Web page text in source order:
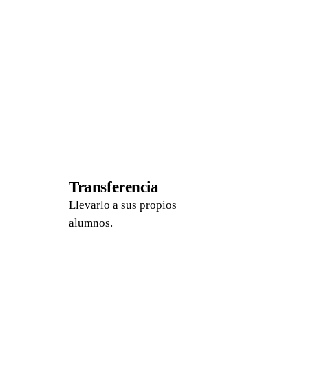
Transferencia
Llevarlo a sus propios
alumnos.